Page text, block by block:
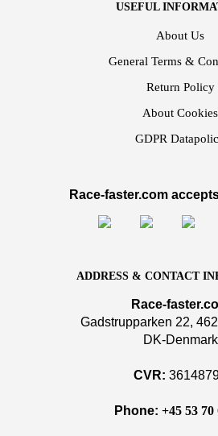
USEFUL
About Us
General Terms &
Return Policy
About Cookies
GDPR
Race-faster.com
ADDRESS & CONTACT
Race-
Gadstrupparken 22,
DK-Denmark
CVR:
Phone: +45 53 70